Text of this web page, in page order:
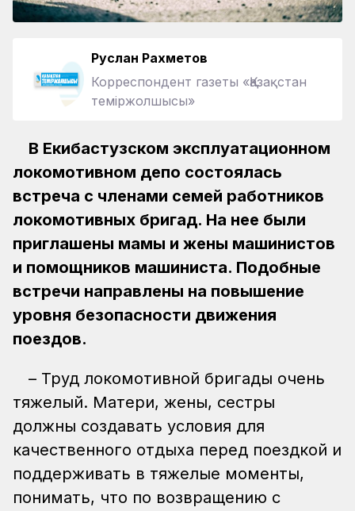
Руслан Рахметов
Корреспондент газеты «Қазақстан
теміржолшысы»
В Екибастузском эксплуатационном
локомотивном депо состоялась
встреча с членами семей работников
локомотивных бригад. На нее были
приглашены мамы и жены машинистов
и помощников машиниста. Подобные
встречи направлены на повышение
уровня безопасности движения
поездов.
– Труд локомотивной бригады очень
тяжелый. Матери, жены, сестры
должны создавать условия для
качественного отдыха перед поездкой и
поддерживать в тяжелые моменты,
понимать, что по возвращению с